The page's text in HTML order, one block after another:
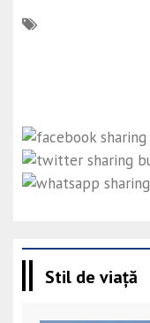
Stil de viață